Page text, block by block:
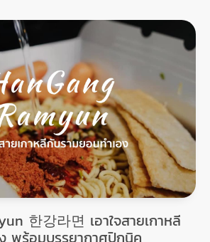
าสั่งเป็นสเต็กก็จะมีอาหารและเครื่องดื่มใน
องเราเป็นซุปกับสลัด
한강라면 เอาใจสายเกาหลี
พร้อมบรรยากาศปิกนิค